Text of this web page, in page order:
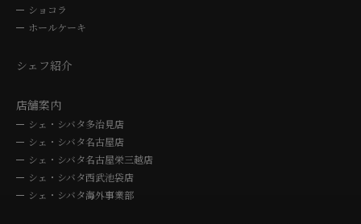
ショコラ
ホールケーキ
シェフ紹介
店舗案内
シェ・シバタ多治見店
シェ・シバタ名古屋店
シェ・シバタ名古屋栄三越店
シェ・シバタ西武池袋店
シェ・シバタ海外事業部